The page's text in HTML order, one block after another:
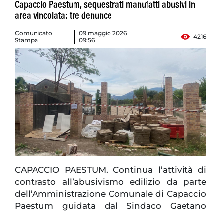
Capaccio Paestum, sequestrati manufatti abusivi in
area vincolata: tre denunce
Comunicato
Stampa
09 maggio 2026
09:56
4216
CAPACCIO PAESTUM. Continua l’attività di
contrasto all’abusivismo edilizio da parte
dell’Amministrazione Comunale di Capaccio
Paestum guidata dal Sindaco Gaetano